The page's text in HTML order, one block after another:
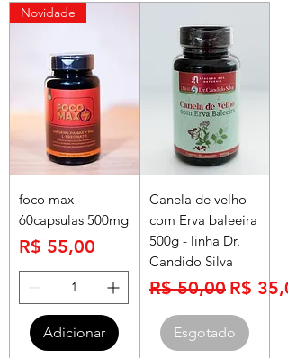
Novidade
foco max
60capsulas 500mg
Preço
R$ 55,00
Adicionar
Canela de velho
com Erva baleeira
500g - linha Dr.
Candido Silva
Preço normal
R$ 50,00 Preço
R$
Esgotado